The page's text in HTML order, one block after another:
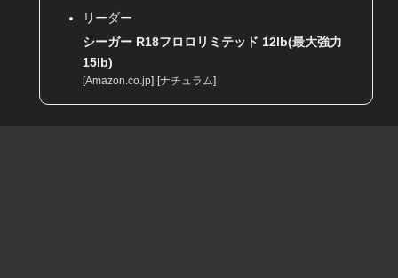
リーダー
シーガー R18フロロリミテッド 12lb(最大強力
15lb)
[Amazon.co.jp] [ナチュラム]